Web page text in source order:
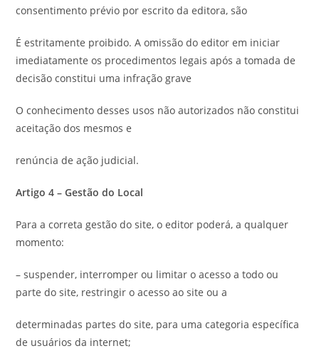
consentimento prévio por escrito da editora, são
É estritamente proibido. A omissão do editor em iniciar
imediatamente os procedimentos legais após a tomada de
decisão constitui uma infração grave
O conhecimento desses usos não autorizados não constitui
aceitação dos mesmos e
renúncia de ação judicial.
Artigo 4 – Gestão do Local
Para a correta gestão do site, o editor poderá, a qualquer
momento:
– suspender, interromper ou limitar o acesso a todo ou
parte do site, restringir o acesso ao site ou a
determinadas partes do site, para uma categoria específica
de usuários da internet;